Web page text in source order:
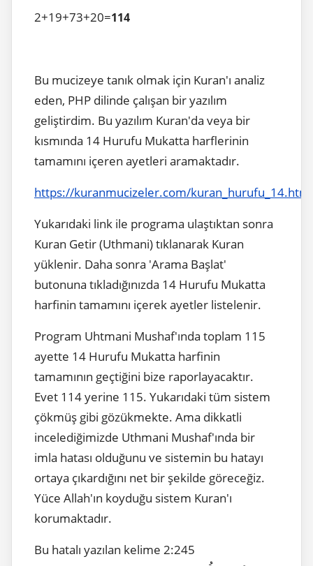
2+19+73+20=114
Bu mucizeye tanık olmak için Kuran'ı analiz
eden, PHP dilinde çalışan bir yazılım
geliştirdim. Bu yazılım Kuran'da veya bir
kısmında 14 Hurufu Mukatta harflerinin
tamamını içeren ayetleri aramaktadır.
https://kuranmucizeler.com/kuran_hurufu_14.html
Yukarıdaki link ile programa ulaştıktan sonra
Kuran Getir (Uthmani) tıklanarak Kuran
yüklenir. Daha sonra 'Arama Başlat'
butonuna tıkladığınızda 14 Hurufu Mukatta
harfinin tamamını içerek ayetler listelenir.
Program Uhtmani Mushaf'ında toplam 115
ayette 14 Hurufu Mukatta harfinin
tamamının geçtiğini bize raporlayacaktır.
Evet 114 yerine 115. Yukarıdaki tüm sistem
çökmüş gibi gözükmekte. Ama dikkatli
incelediğimizde Uthmani Mushaf'ında bir
imla hatası olduğunu ve sistemin bu hatayı
ortaya çıkardığını net bir şekilde göreceğiz.
Yüce Allah'ın koyduğu sistem Kuran'ı
korumaktadır.
Bu hatalı yazılan kelime 2:245